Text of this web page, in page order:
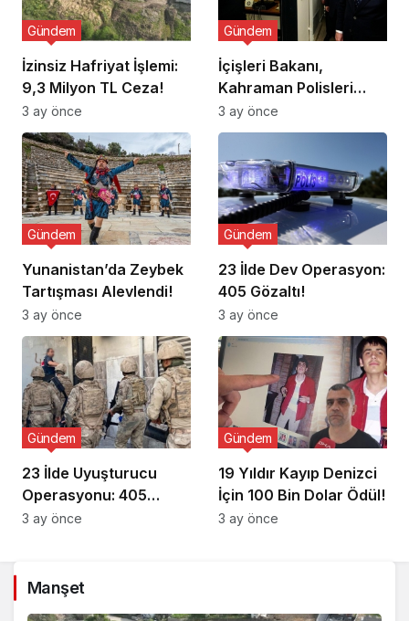
İzinsiz Hafriyat İşlemi:
9,3 Milyon TL Ceza!
Gündem
3 ay önce
İçişleri Bakanı,
Kahraman Polisleri
Ziyaret Etti
Gündem
3 ay önce
Yunanistan’da Zeybek
Tartışması Alevlendi!
Gündem
3 ay önce
23 İlde Dev Operasyon:
405 Gözaltı!
Gündem
3 ay önce
23 İlde Uyuşturucu
Operasyonu: 405
Gözaltı!
Gündem
3 ay önce
19 Yıldır Kayıp Denizci
İçin 100 Bin Dolar Ödül!
Gündem
3 ay önce
Manşet